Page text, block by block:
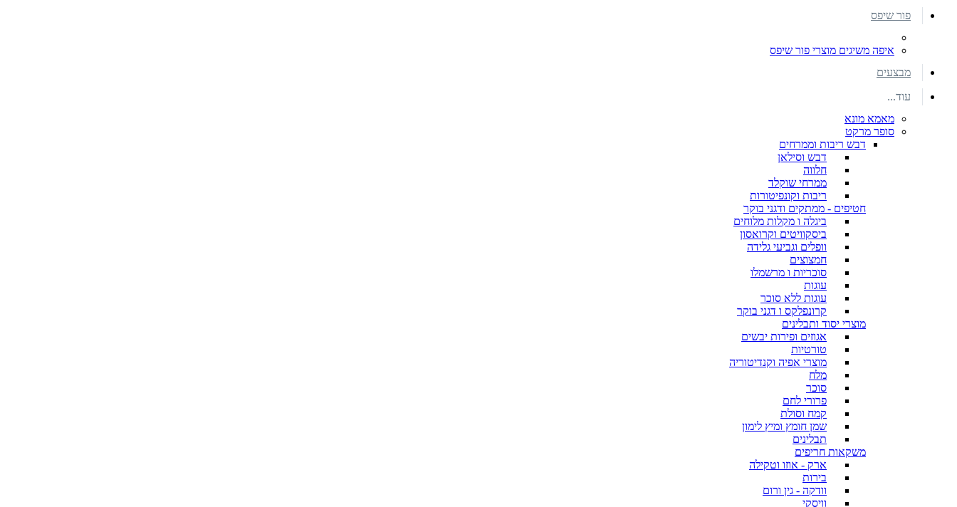
פור שיפס
איפה משיגים מוצרי פור שיפס
מבצעים
עוד...
מאמא מונא
סופר מרקט
דבש ריבות וממרחים
דבש וסילאן
חלווה
ממרחי שוקלד
ריבות וקונפיטורות
חטיפים - ממתקים ודגני בוקר
ביגלה ו מקלות מלוחים
ביסקוויטים וקרואסון
וופלים וגביעי גלידה
חמצוצים
סוכריות ו מרשמלו
עוגות
עוגות ללא סוכר
קרונפלקס ו דגני בוקר
מוצרי יסוד ותבלינים
אגוזים ופירות יבשים
טורטיות
מוצרי אפיה וקנדיטוריה
מלח
סוכר
פרורי לחם
קמח וסולת
שמן חומץ ומיץ לימון
תבלינים
משקאות חריפים
ארק - אוזו וטקילה
בירות
וודקה - גין ורום
וויסקי